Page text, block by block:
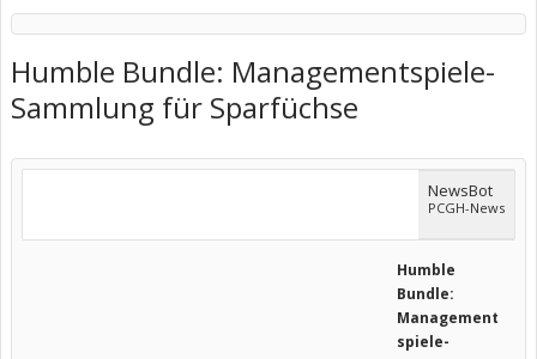
Humble Bundle: Managementspiele-
Sammlung für Sparfüchse
NewsBot
PCGH-News
Humble
Bundle:
Management
spiele-